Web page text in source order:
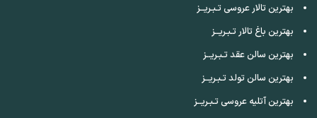
بهترین تالار عروسی تـبـریــز
بهترین باغ تالار تـبـریــز
بهترین سالن عقد تـبـریــز
بهترین سالن تولد تـبـریــز
بهترین آتلیه عروسی تـبـریــز